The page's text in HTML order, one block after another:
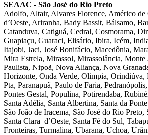
SEAAC - São José do Rio Preto
Adolfo, Altair, Alvares Florence, Américo de
d’Oeste, Ariranha, Bady Bassit, Bálsamo,
Catanduva, Catiguá, Cedral, Cosmorama,
Guapiaçu, Guaraci, Elisário, Ibira, Icém,
Itajobi, Jaci, José Bonifácio, Macedônia,
Mira Estrela, Mirassol, Mirassolância, Monte
Paulista, Nipoã, Nova Aliança, Nova
Horizonte, Onda Verde, Olimpia, Orindiúva,
Pta, Paranapuã, Paulo de Faria,
Pontes Gestal, Populina, Potirendaba,
Santa Adélia, Santa Albertina, Santa da
São João de Iracema, São José do Rio Preto,
Santa Clara d’Oeste, Santa Fé do Sul,
Fronteiras, Turmalina, Ubarana, Uchoa,